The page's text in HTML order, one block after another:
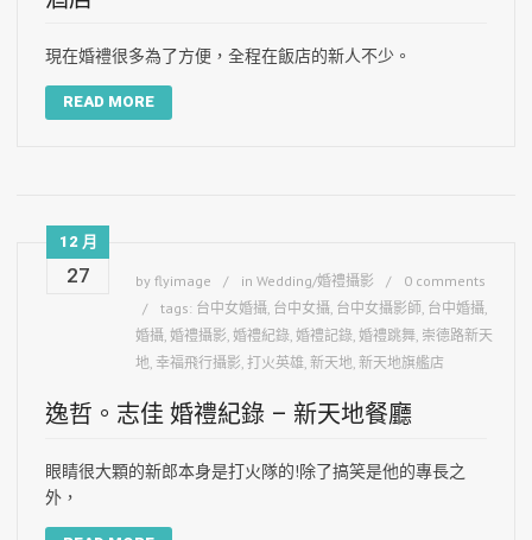
現在婚禮很多為了方便，全程在飯店的新人不少。
READ MORE
12 月
27 by flyimage in Wedding/婚禮攝影
0 comments
tags: 台中女婚攝, 台中女攝, 台中女攝影師, 台中婚攝,
婚攝, 婚禮攝影, 婚禮紀錄, 婚禮記錄, 婚禮跳舞, 崇德路新天
地, 幸福飛行攝影, 打火英雄, 新天地, 新天地旗艦店
逸哲。志佳 婚禮紀錄 – 新天地餐廳
眼睛很大顆的新郎本身是打火隊的!除了搞笑是他的專長之
外，